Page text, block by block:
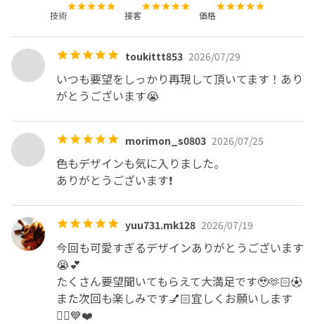
ご予約時にお子様の年齢性別をお知らせください。
・おもちゃ、おやつ等のご持参をよろしくお願い致しま
す。iPadのご用意はありますのでご自由にお使いくださ
・お子様連れの場合時間が伸びてしまう可能性が高いで
す。お時間に余裕を持ってご来店ください。
・お子様を見ながらの施術になりますので、揺れやほこ
り、触れてしまった等によりネイルの持ちや仕上がりに影
・万が一お子様が机を揺らす等をして、施術中にお子様や
お客様がお怪我等をされた場合、当店は責任を負いかねま
す。また店内物が破損した場合には弁償またはプラス料金
を頂きます。
⚠️別室に子供がいる場合があります。多少の生活音はご理
技術 接客 価格
toukittt853 2026/07/29
いつも要望をしっかり再現して頂いてます！あり
がとうございます😭
morimon_s0803 2026/07/25
色もデザインも気に入りました。
ありがとうございます❗️
yuu731.mk128 2026/07/19
今回も可愛すぎるデザインありがとうございます
😭💕
たくさん要望聞いてもらえて大満足です🥹🫶🏻⚽️
また次回も楽しみです💅🏻宜しくお願いします
🙂‍↕️💙❤️